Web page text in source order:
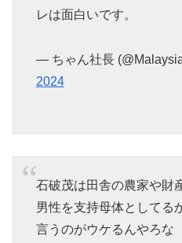
レは面白いです。
— ちゃん社長
2024
石破茂は田舎の農家や財
男性を支持母体としてる
言うのがウケるんやろな